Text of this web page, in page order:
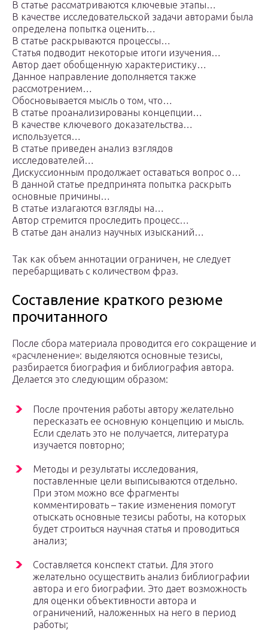
В статье рассматриваются ключевые этапы…
В качестве исследовательской задачи авторами была
определена попытка оценить…
В статье раскрываются процессы…
Статья подводит некоторые итоги изучения…
Автор дает обобщенную характеристику…
Данное направление дополняется также
рассмотрением…
Обосновывается мысль о том, что…
В статье проанализированы концепции…
В качестве ключевого доказательства…
используется…
В статье приведен анализ взглядов
исследователей…
Дискуссионным продолжает оставаться вопрос о…
В данной статье предпринята попытка раскрыть
основные причины…
В статье излагаются взгляды на…
Автор стремится проследить процесс…
В статье дан анализ научных изысканий…
Так как объем аннотации ограничен, не следует
перебарщивать с количеством фраз.
Составление краткого резюме
прочитанного
После сбора материала проводится его сокращение и
«расчленение»: выделяются основные тезисы,
разбирается биография и библиография автора.
Делается это следующим образом:
После прочтения работы автору желательно
пересказать ее основную концепцию и мысль.
Если сделать это не получается, литература
изучается повторно;
Методы и результаты исследования,
поставленные цели выписываются отдельно.
При этом можно все фрагменты
комментировать – такие изменения помогут
отыскать основные тезисы работы, на которых
будет строиться научная статья и проводиться
анализ;
Составляется конспект статьи. Для этого
желательно осуществить анализ библиографии
автора и его биографии. Это дает возможность
для оценки объективности автора и
ограничений, наложенных на него в период
работы;